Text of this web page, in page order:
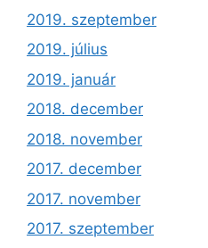
2019. szeptember
2019. július
2019. január
2018. december
2018. november
2017. december
2017. november
2017. szeptember